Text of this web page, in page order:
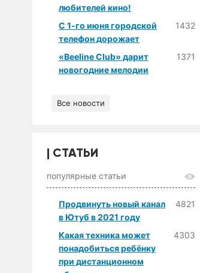
любителей кино!
С 1-го июня городской
телефон дорожает
1432
«Beeline Club» дарит
новогодние мелодии
1371
Все новости
СТАТЬИ
популярные статьи
Продвинуть новый канал
в Ютуб в 2021 году
4821
Какая техника может
понадобиться ребёнку
при дистанционном
4303